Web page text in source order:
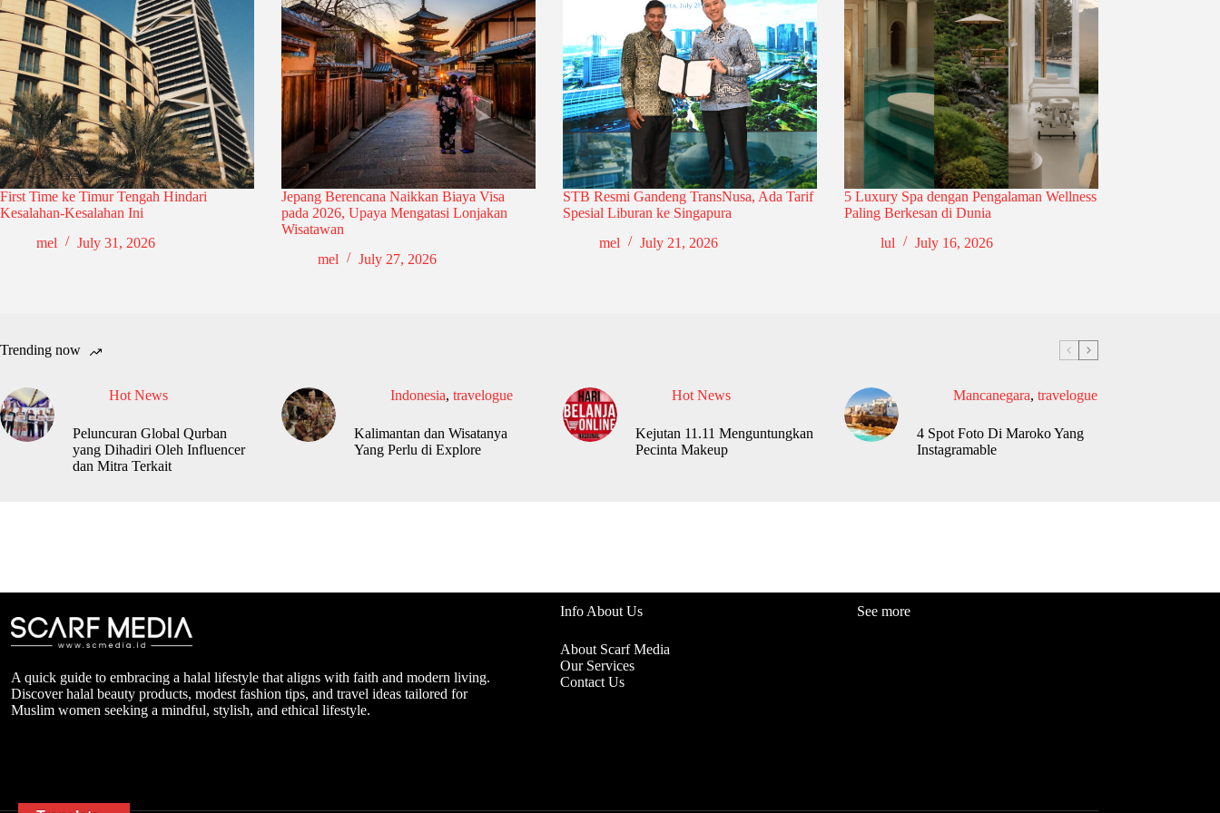
First Time ke Timur Tengah Hindari
Kesalahan-Kesalahan Ini
mel
July 31, 2026
Jepang Berencana Naikkan Biaya Visa
pada 2026, Upaya Mengatasi Lonjakan
Wisatawan
mel
July 27, 2026
STB Resmi Gandeng TransNusa, Ada Tarif
Spesial Liburan ke Singapura
mel
July 21, 2026
5 Luxury Spa dengan Pengalaman Wellness
Paling Berkesan di Dunia
lul
July 16, 2026
Trending now
Hot News
Peluncuran Global Qurban
yang Dihadiri Oleh Influencer
dan Mitra Terkait
Indonesia, travelogue
Kalimantan dan Wisatanya
Yang Perlu di Explore
Hot News
Kejutan 11.11 Menguntungkan
Pecinta Makeup
Mancanegara, travelogue
4 Spot Foto Di Maroko Yang
Instagramable
A quick guide to embracing a halal lifestyle that aligns with faith and modern living.
Discover halal beauty products, modest fashion tips, and travel ideas tailored for
Muslim women seeking a mindful, stylish, and ethical lifestyle.
Info About Us
About Scarf Media
Our Services
Contact Us
See more